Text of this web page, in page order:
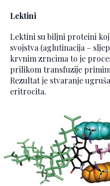
Lektini
Lektini su biljni proteini
svojstva (aglutinacija –
krvnim zrncima to je
prilikom transfuzije
Rezultat je stvaranje
eritrocita.